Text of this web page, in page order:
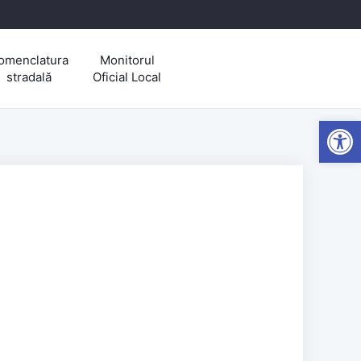
stradală
Monitorul
Oficial Local